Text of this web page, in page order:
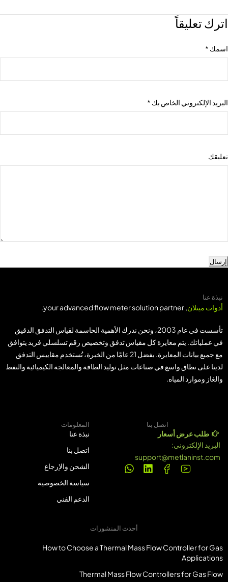
اترك تعليقاً
اسمك *
البريد الإلكتروني الخاص بك *
تعليقك
إرسال
نبذة عنا
أدوات ميتلان, your advanced flow meter solution partner.
تأسست في عام 2003، ونحن ندرك الأهمية الحاسمة لقياس التدفق الدقيق
في عملياتك. يتم معايرة كل مقياس تدفق وتخصيص رقم تسلسلي فريد يتوافق
مع جميع بيانات المعايرة. بفضل 21 عامًا من الخبرة، تُستخدم مقاييس التدفق
لدينا على نطاق واسع في صناعات مثل توليد الطاقة والمعالجة الكيميائية والنفط
والغاز وموارد المياه.
اتصل بنا
طلب عرض أسعار
البريد الإلكتروني:
support@metlaninst.com
المعلومات
نبذة عنا
اتصل بنا
الشحن والإرجاع
سياسة الخصوصية
الدعم الفني
أحدث المنشورات
How to Choose a Thermal Mass Flow Controller for Gas
Applications
Thermal Mass Flow Controllers for Gas Flow